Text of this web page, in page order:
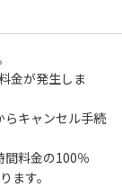
金が発生しま
らキャンセル手続
間料金の100％
ます。